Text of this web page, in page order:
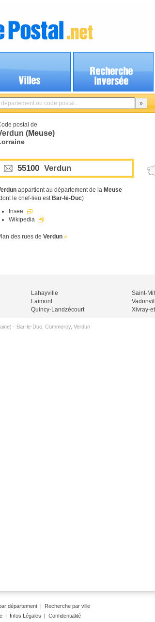
postal de
(Meuse)
55100 Verdun
appartient au département de la Meuse
le chef-lieu est Bar-le-Duc)
Insee
Wikipedia
des rues de Verdun »
Lahayville
Laimont
Quincy-Landzécourt
Saint-
Xivray-
- Bar-le-Duc Commercy, Verdun
département | Recherche par ville
| Infos Légales | Confidentialité